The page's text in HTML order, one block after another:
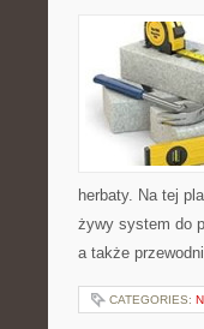
herbaty. Na tej
żywy system do
a także
CATEGORIES: